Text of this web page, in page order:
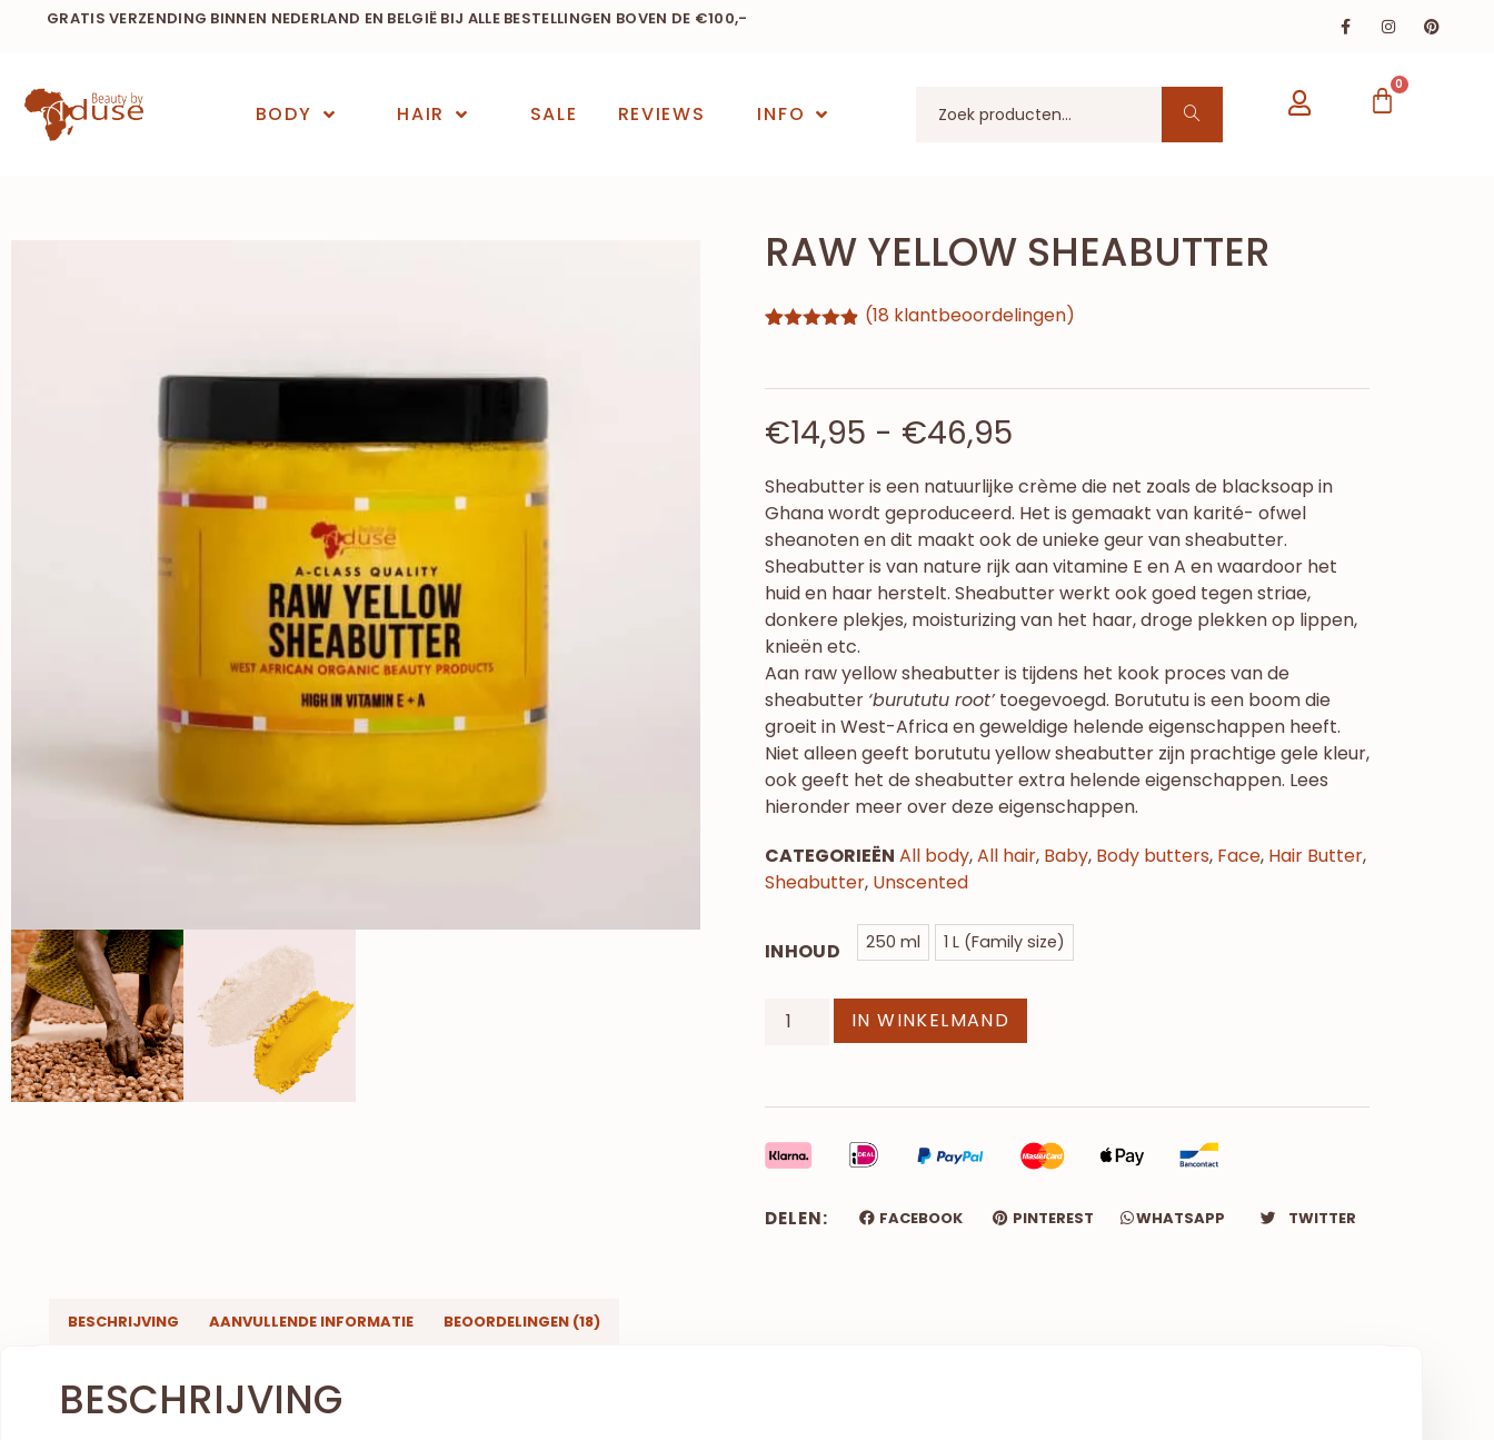
GRATIS VERZENDING BINNEN NEDERLAND EN BELGIË BIJ ALLE BESTELLINGEN BOVEN DE €100,-
BODY HAIR SALE REVIEWS INFO
0
RAW YELLOW SHEABUTTER
(18 klantbeoordelingen)
€14,95 - €46,95
Sheabutter is een natuurlijke crème die net zoals de blacksoap in
Ghana wordt geproduceerd. Het is gemaakt van karité- ofwel
sheanoten en dit maakt ook de unieke geur van sheabutter.
Sheabutter is van nature rijk aan vitamine E en A en waardoor het
huid en haar herstelt. Sheabutter werkt ook goed tegen striae,
donkere plekjes, moisturizing van het haar, droge plekken op lippen,
knieën etc.
Aan raw yellow sheabutter is tijdens het kook proces van de
sheabutter ‘burututu root’toegevoegd. Borututu is een boom die
groeit in West-Africa en geweldige helende eigenschappen heeft.
Niet alleen geeft borututu yellow sheabutter zijn prachtige gele kleur,
ook geeft het de sheabutter extra helende eigenschappen. Lees
hieronder meer over deze eigenschappen.
CATEGORIEËN All body,All hair, Baby, Body butters, Face, Hair Butter,
Sheabutter, Unscented
INHOUD 250 ml 1 L (Family size)
IN WINKELMAND
DELEN: FACEBOOK PINTEREST WHATSAPP TWITTER
BESCHRIJVING AANVULLENDE INFORMATIE BEOORDELINGEN (18)
BESCHRIJVING